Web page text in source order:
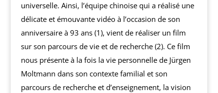
universelle. Ainsi, l’équipe chinoise qui a réalisé une
délicate et émouvante vidéo à l’occasion de son
anniversaire à 93 ans (1), vient de réaliser un film
sur son parcours de vie et de recherche (2). Ce film
nous présente à la fois la vie personnelle de Jürgen
Moltmann dans son contexte familial et son
parcours de recherche et d’enseignement, la vision